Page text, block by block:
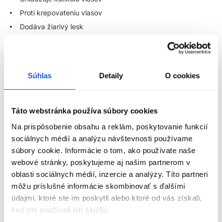
Súhlas Detaily O cookies
Táto webstránka používa súbory cookies
Na prispôsobenie obsahu a reklám, poskytovanie funkcií
sociálnych médií a analýzu návštevnosti používame
súbory cookie. Informácie o tom, ako používate naše
webové stránky, poskytujeme aj našim partnerom v
oblasti sociálnych médií, inzercie a analýzy. Títo partneri
môžu príslušné informácie skombinovať s ďalšími
údajmi, ktoré ste im poskytli alebo ktoré od vás získali,
keď ste používali ich služby.
Proti krepovateniu vlasov
Dodáva žiarivý lesk
dlaní a následne naneste na
šampónom
lamelárnou
ošetrené vlasy, aplikujte na dĺžky a končeky vlasov.
Pomocou hrebeňa so širokými zubami alebo rozčesávacou
kondicionér pôsobiť 2-3 minúty, následne dôkladne vymyte
Subrina Professional Care
Rad Glow-Plex
Žiarivý lesk. Bez krepovatenia. Dokonalá výživa.
Predstavujeme revolučný rad starostlivosti o vlasy navrhnutý
ZOBRAZIŤ VIAC